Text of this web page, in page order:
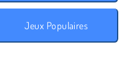
Jeux Populaires